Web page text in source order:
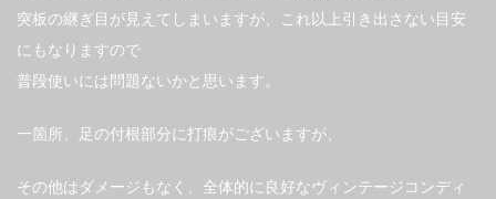
突板の継ぎ目が見えてしまいますが、これ以上引き出さない目安
にもなりますので
普段使いには問題ないかと思います。
一箇所、足の付根部分に打痕がございますが、
その他はダメージもなく、全体的に良好なヴィンテージコンディ